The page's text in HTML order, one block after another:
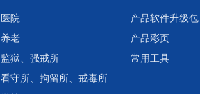
医院
养老
监狱、强戒所
看守所、拘留所、戒毒所
产品软件升级包
产品彩页
常用工具